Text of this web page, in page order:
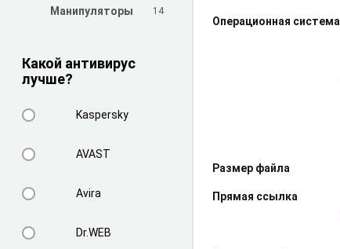
Манипуляторы 14
Какой антивирус
лучше?
Kaspersky
AVAST
Avira
Dr.WEB
Операционная система
Размер файла
Прямая ссылка